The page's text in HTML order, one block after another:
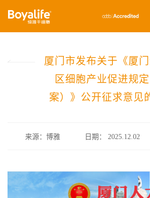
首页 什么是干细胞
行业政策
厦门市发布关于《厦门经济特区细胞产业促
厦门市发布关于《厦
区细胞产业促进规
案）》公开征求意见
来源：博雅 日期： 2025.12.02